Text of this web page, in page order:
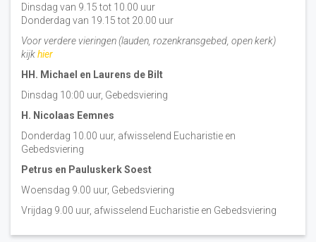
Dinsdag van 9.15 tot 10.00 uur
Donderdag van 19.15 tot 20.00 uur
Voor verdere vieringen (lauden, rozenkransgebed, open kerk)
kijkhier
HH. Michael en Laurens de Bilt
Dinsdag 10:00 uur, Gebedsviering
H. Nicolaas Eemnes
Donderdag 10.00 uur, afwisselend Eucharistie en
Gebedsviering
Petrus en Pauluskerk Soest
Woensdag 9.00 uur, Gebedsviering
Vrijdag 9.00 uur, afwisselend Eucharistie en Gebedsviering